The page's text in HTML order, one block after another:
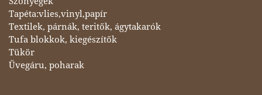
Tapéta:vlies,vinyl,papír
Textilek, párnák, teritők, ágytakarók
Tufa blokkok, kiegészítők
Tükör
Üvegáru, poharak